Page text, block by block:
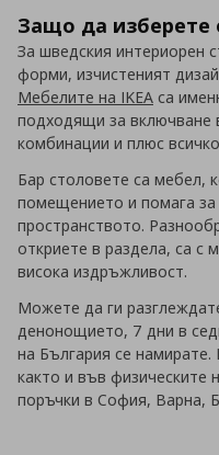
Защо да изберете
За шведския интериорен
форми, изчистеният
Мебелите на IKEA са
подходящи за включване
комбинации и плюс
Бар столовете са мебел,
помещението и помага
пространството.
откриете в раздела, са с
висока издръжливост.
Можете да ги
денонощието, 7 дни в
на България се
както и във физическите
поръчки в София, Варна,